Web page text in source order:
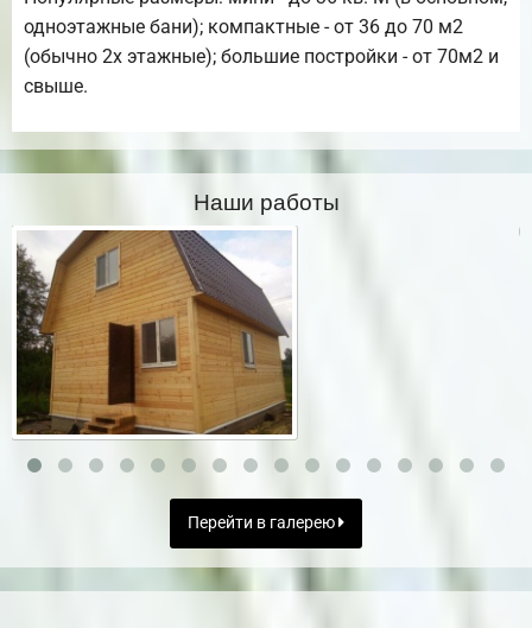
одноэтажные бани); компактные - от 36 до 70 м2
(обычно 2х этажные); большие постройки - от 70м2 и
свыше.
Наши работы
Перейти в галерею